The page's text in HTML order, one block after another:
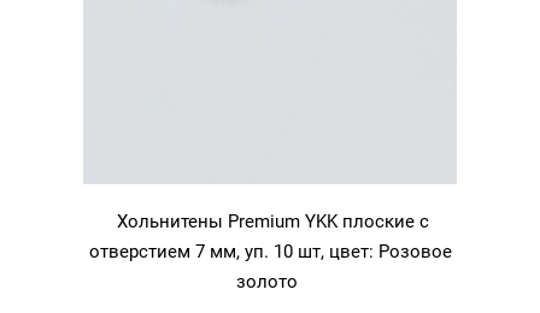
Хольнитены Premium YKK плоские с
отверстием 7 мм, уп. 10 шт, цвет: Розовое
золото